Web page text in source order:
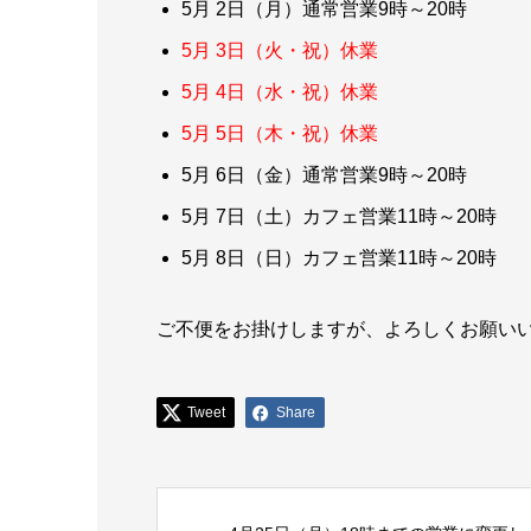
5月 2日（月）通常営業9時～20時
5月 3日（火・祝）休業
5月 4日（水・祝）休業
5月 5日（木・祝）休業
5月 6日（金）通常営業9時～20時
5月 7日（土）カフェ営業11時～20時
5月 8日（日）カフェ営業11時～20時
ご不便をお掛けしますが、よろしくお願い
Tweet Share